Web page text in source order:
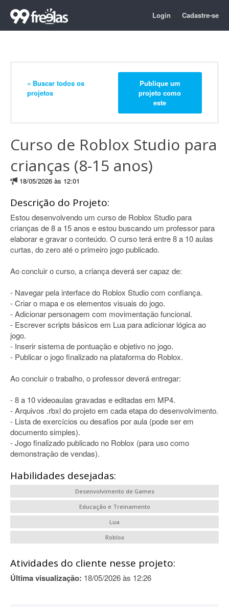
Login Cadastre-se
« Buscar todos os
projetos
Publique um
projeto como
este
Curso de Roblox Studio para
crianças (8-15 anos)
18/05/2026 às 12:01
Descrição do Projeto:
Estou desenvolvendo um curso de Roblox Studio para
crianças de 8 a 15 anos e estou buscando um professor para
elaborar e gravar o conteúdo. O curso terá entre 8 a 10 aulas
curtas, do zero até o primeiro jogo publicado.
Ao concluir o curso, a criança deverá ser capaz de:
- Navegar pela interface do Roblox Studio com confiança.
- Criar o mapa e os elementos visuais do jogo.
- Adicionar personagem com movimentação funcional.
- Escrever scripts básicos em Lua para adicionar lógica ao
jogo.
- Inserir sistema de pontuação e objetivo no jogo.
- Publicar o jogo finalizado na plataforma do Roblox.
Ao concluir o trabalho, o professor deverá entregar:
- 8 a 10 videoaulas gravadas e editadas em MP4.
- Arquivos .rbxl do projeto em cada etapa do desenvolvimento.
- Lista de exercícios ou desafios por aula (pode ser em
documento simples).
- Jogo finalizado publicado no Roblox (para uso como
demonstração de vendas).
Habilidades desejadas:
Desenvolvimento de Games
Educação e Treinamento
Lua
Roblox
Atividades do cliente nesse projeto:
Última visualização: 18/05/2026 às 12:26